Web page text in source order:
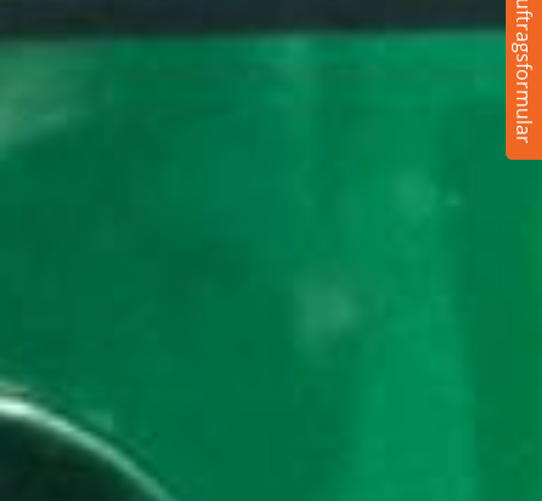
Auftragsformular